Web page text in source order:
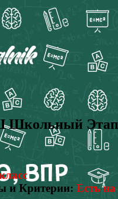
Этап
и Критерии: Есть на